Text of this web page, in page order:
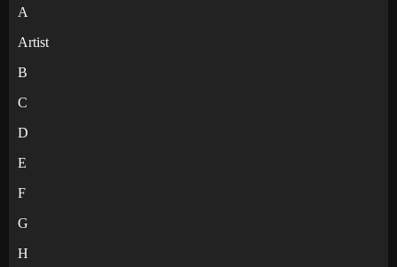
A
Artist
B
C
D
E
F
G
H